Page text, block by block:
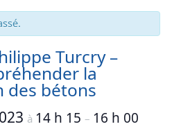
Turcry –
la
des bétons
à 14 h 15 – 16 h 00